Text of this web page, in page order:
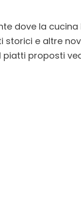
dove la
e altre
proposti